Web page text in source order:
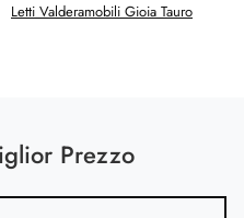
Letti Valderamobili Gioia Tauro
Prezzo